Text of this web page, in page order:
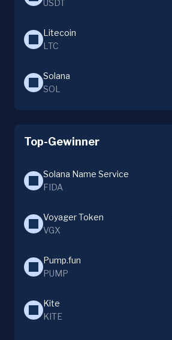
USDT
Litecoin
LTC
Solana
SOL
Top-Gewinner
Solana Name Service
FIDA
Voyager Token
VGX
Pump.fun
PUMP
Kite
KITE